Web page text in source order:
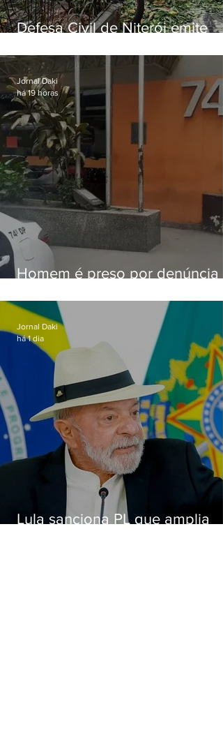
Defesa Civil de Niterói emite
sexta-feira (07)
Homem é preso por denúncia
Alcântara
Jornal Daki
há 19 horas
Lula sanciona PL que amplia
Jornal Daki
há 1 dia